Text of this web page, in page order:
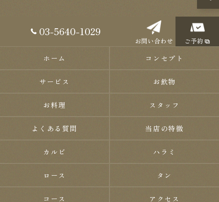
03-5640-1029
お問い合わせ ご予約
ホーム コンセプト
サービス お飲物
お料理 スタッフ
よくある質問 当店の特徴
カルビ ハラミ
ロース タン
コース アクセス